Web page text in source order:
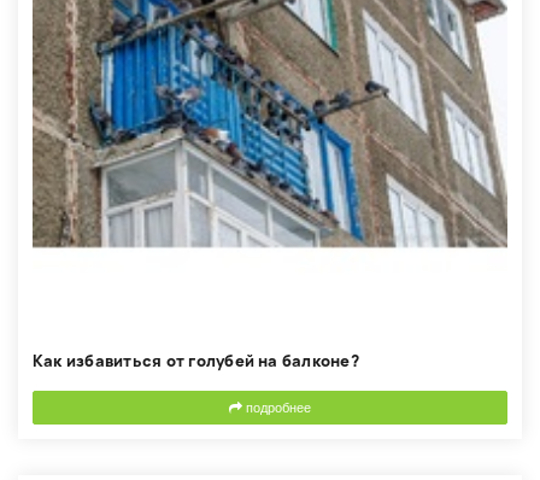
Как избавиться от голубей на балконе?
подробнее